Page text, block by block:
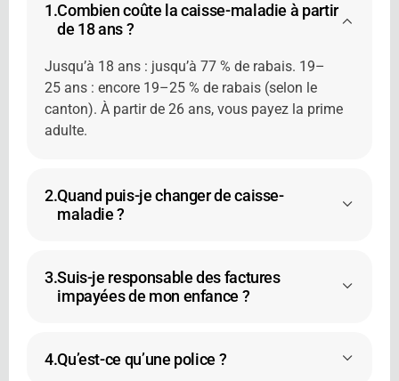
1.Combien coûte la caisse-maladie à partir
de 18 ans ?
Jusqu’à 18 ans : jusqu’à 77 % de rabais. 19–
25 ans : encore 19–25 % de rabais (selon le
canton). À partir de 26 ans, vous payez la prime
adulte.
2.Quand puis-je changer de caisse-
maladie ?
3.Suis-je responsable des factures
impayées de mon enfance ?
4.Qu’est-ce qu’une police ?